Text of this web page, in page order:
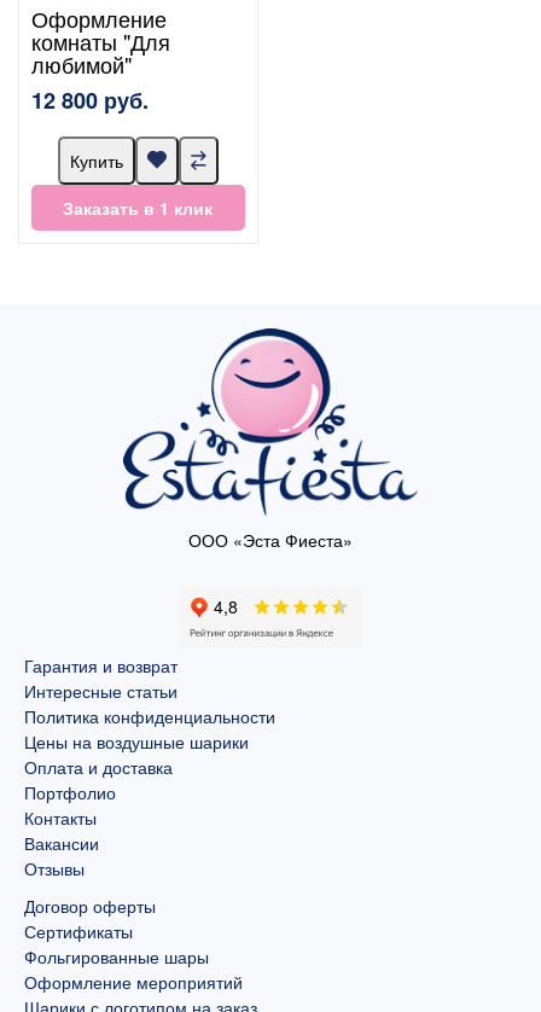
Оформление
комнаты "Для
любимой"
12 800 руб.
Купить
Заказать в 1 клик
ООО «Эста Фиеста»
Гарантия и возврат
Интересные статьи
Политика конфиденциальности
Цены на воздушные шарики
Оплата и доставка
Портфолио
Контакты
Вакансии
Отзывы
Договор оферты
Сертификаты
Фольгированные шары
Оформление мероприятий